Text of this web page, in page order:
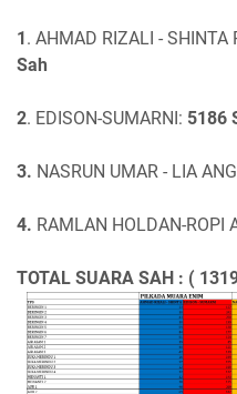
1 . AHMAD RIZALI - SHINTA
Sah
2. EDISON-SUMARNI: 5186
3. NASRUN UMAR - LIA
4. RAMLAN HOLDAN-ROPI
TOTAL SUARA SAH : (